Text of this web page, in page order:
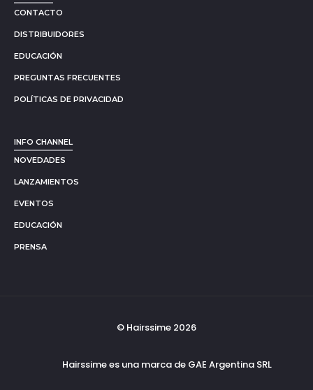
CONTACTO
DISTRIBUIDORES
EDUCACIÓN
PREGUNTAS FRECUENTES
POLÍTICAS DE PRIVACIDAD
INFO CHANNEL
NOVEDADES
LANZAMIENTOS
EVENTOS
EDUCACIÓN
PRENSA
© Hairssime 2026
Hairssime es una marca de GAE Argentina SRL